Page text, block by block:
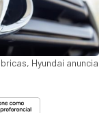
Hyundai anuncia